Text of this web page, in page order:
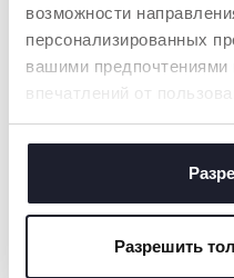
возможности
персонализированных
вашими
впечатлений от
кнопку «принять все»,
размещением всех
получить больше
согласие на
баннер, выРазрешить
Стульчик для кормления